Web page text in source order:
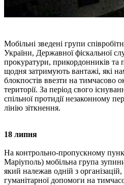
Мобільні зведені групи
України, Державної фіскальної
прокуратури, прикордонників та
щодня затримують вантажі, які
блокпостів ввезти на тимчасово
території. За період свого
спільної протидії незаконному
лінію зіткнення.
18 липня
На контрольно-пропускному
Маріуполь) мобільна група
який належав одній з
гуманітарної допомоги на